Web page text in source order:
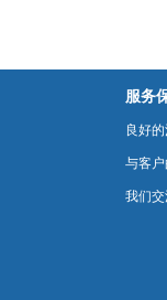
服务
良好
与客
我们